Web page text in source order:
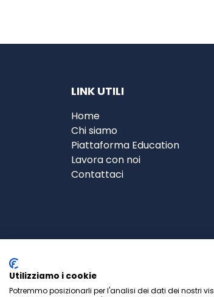
LINK UTILI
Home
Chi siamo
Piattaforma Education
Lavora con noi
Contattaci
Utilizziamo i cookie
Potremmo posizionarli per l'analisi dei dati dei nostri